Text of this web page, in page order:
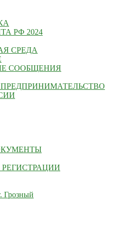
РФ 2024
СРЕДА
СООБЩЕНИЯ
Грозный